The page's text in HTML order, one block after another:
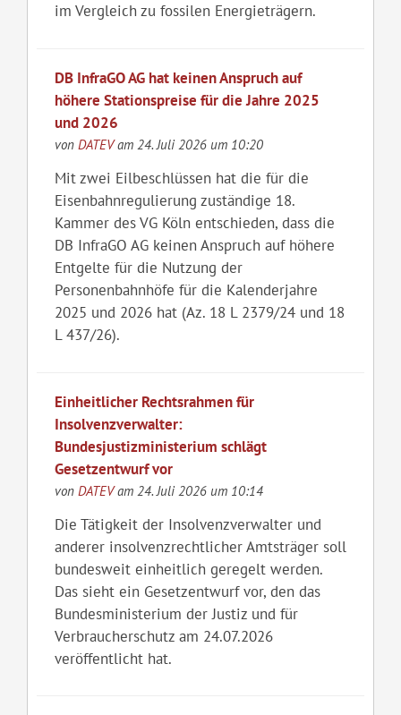
im Vergleich zu fossilen Energieträgern.
DB InfraGO AG hat keinen Anspruch auf
höhere Stationspreise für die Jahre 2025
und 2026
von DATEVam 24. Juli 2026 um 10:20
Mit zwei Eilbeschlüssen hat die für die
Eisenbahnregulierung zuständige 18.
Kammer des VG Köln entschieden, dass die
DB InfraGO AG keinen Anspruch auf höhere
Entgelte für die Nutzung der
Personenbahnhöfe für die Kalenderjahre
2025 und 2026 hat (Az. 18 L 2379/24 und 18
L 437/26).
Einheitlicher Rechtsrahmen für
Insolvenzverwalter:
Bundesjustizministerium schlägt
Gesetzentwurf vor
von DATEVam 24. Juli 2026 um 10:14
Die Tätigkeit der Insolvenzverwalter und
anderer insolvenzrechtlicher Amtsträger soll
bundesweit einheitlich geregelt werden.
Das sieht ein Gesetzentwurf vor, den das
Bundesministerium der Justiz und für
Verbraucherschutz am 24.07.2026
veröffentlicht hat.